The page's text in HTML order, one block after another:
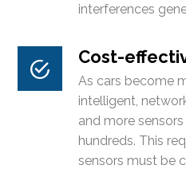
interferences
Cost-
As cars become
intelligent,
and more
hundreds. This
sensors must be